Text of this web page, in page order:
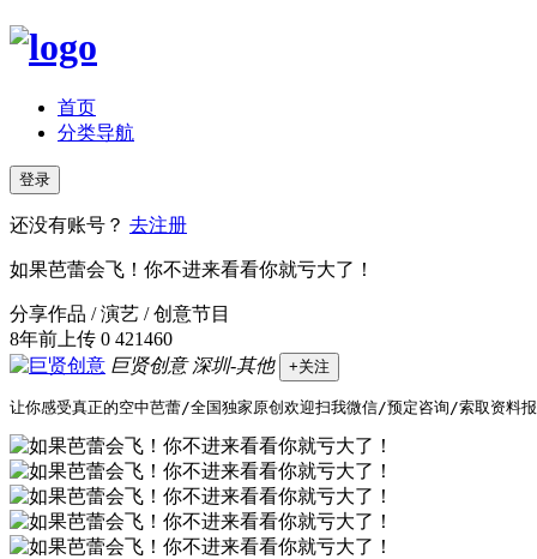
首页
分类导航
登录
还没有账号？ 去注册
如果芭蕾会飞！你不进来看看你就亏大了！
分享作品 / 演艺 / 创意节目
8年前上传 0 421460
巨贤创意 深圳-其他 +关注
让你感受真正的空中芭蕾/全国独家原创欢迎扫我微信/预定咨询/索取资料